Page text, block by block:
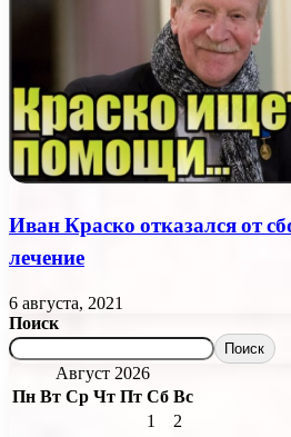
Иван Краско отказался от
лечение
6 августа, 2021
Поиск
Поиск
Август 2026
Пн Вт Ср Чт Пт Сб Вс
1
2